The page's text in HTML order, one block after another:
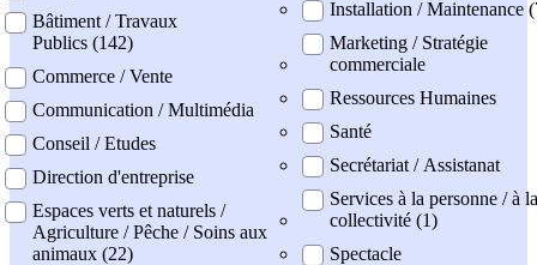
Bâtiment / Travaux
Publics (142)
Commerce / Vente
Communication / Multimédia
Conseil / Etudes
Direction d'entreprise
Espaces verts et naturels /
Agriculture / Pêche / Soins aux
animaux (22)
Installation / Maintenance
Marketing / Stratégie
commerciale
Ressources Humaines
Santé
Secrétariat / Assistanat
Services à la personne / à la
collectivité (1)
Spectacle